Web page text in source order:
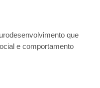
que
e comportamento